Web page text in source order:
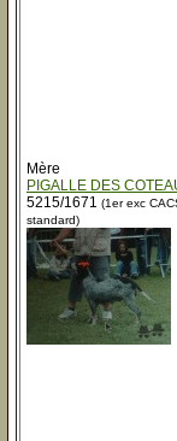
Mère
PIGALLE DES
5215/1671 (1er exc
standard)